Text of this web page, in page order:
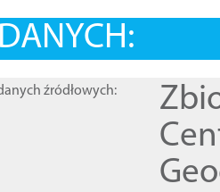
źródłowych: